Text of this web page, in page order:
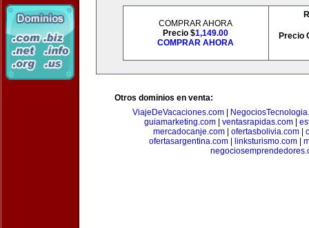
COMPRAR AHORA
Precio $1,149.00
COMPRAR AHORA
Precio
Otros dominios en venta:
ViajeDeVacaciones.com
guiamarketing.com| ventasrapidas.com|
mercadocanje.com
ofertasbolivia.com
ofertasargentina.com| linksturismo.com|